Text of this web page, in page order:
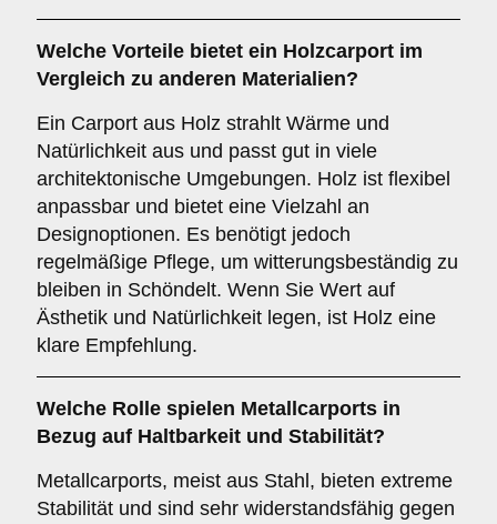
Welche Vorteile bietet ein Holzcarport im
Vergleich zu anderen Materialien?
Ein Carport aus Holz strahlt Wärme und
Natürlichkeit aus und passt gut in viele
architektonische Umgebungen. Holz ist flexibel
anpassbar und bietet eine Vielzahl an
Designoptionen. Es benötigt jedoch
regelmäßige Pflege, um witterungsbeständig zu
bleiben in Schöndelt. Wenn Sie Wert auf
Ästhetik und Natürlichkeit legen, ist Holz eine
klare Empfehlung.
Welche Rolle spielen Metallcarports in
Bezug auf Haltbarkeit und Stabilität?
Metallcarports, meist aus Stahl, bieten extreme
Stabilität und sind sehr widerstandsfähig gegen